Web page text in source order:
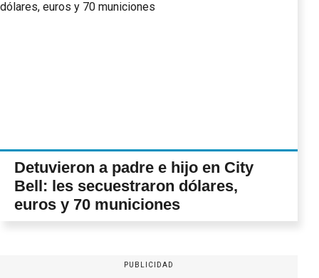
Detuvieron a padre e hijo en City
Bell: les secuestraron dólares,
euros y 70 municiones
PUBLICIDAD